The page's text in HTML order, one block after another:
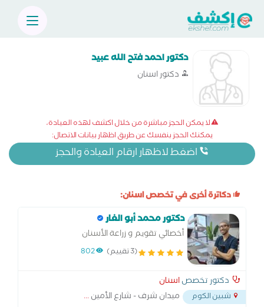
دكتور احمد فتح الله عبيد
دكتور اسنان
لا يمكن الحجز مباشرة من خلال اكشف لهذه العيادة،
يمكنك الحجز بنفسك عن طريق اظهار بيانات الاتصال:
اضغط لاظهار ارقام العيادة والحجز
دكاترة أخرى في تخصص اسنان:
دكتور محمد أبو الغار
أخصائي تقويم و زراعة الأسنان
(3 تقييم) 802
دكتور تخصصاسنان
شبين الكوم ميدان شرف - شارع الأمين...